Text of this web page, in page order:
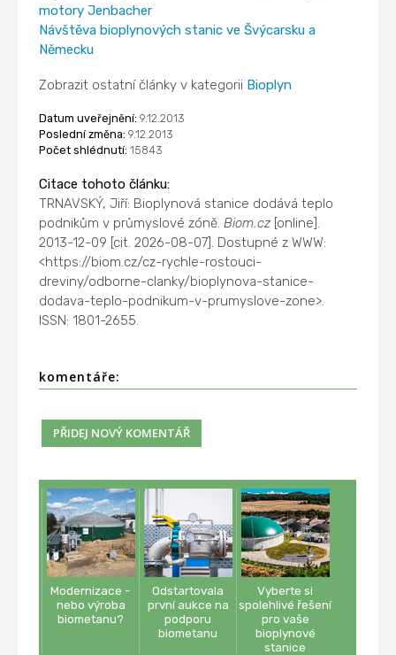
motory Jenbacher
Návštěva bioplynových stanic ve Švýcarsku a
Německu
Zobrazit ostatní články v kategorii Bioplyn
Datum uveřejnění: 9.12.2013
Poslední změna: 9.12.2013
Počet shlédnutí: 15843
Citace tohoto článku:
TRNAVSKÝ, Jiří: Bioplynová stanice dodává teplo
podnikům v průmyslové zóně.Biom.cz [online].
2013-12-09 [cit. 2026-08-07]. Dostupné z WWW:
<https://biom.cz/cz-rychle-rostouci-
dreviny/odborne-clanky/bioplynova-stanice-
dodava-teplo-podnikum-v-prumyslove-zone>.
ISSN: 1801-2655.
komentáře:
Modernizace -
nebo výroba
biometanu?
Odstartovala
první aukce na
podporu
biometanu
Vyberte si
spolehlivé řešení
pro vaše
bioplynové
stanice